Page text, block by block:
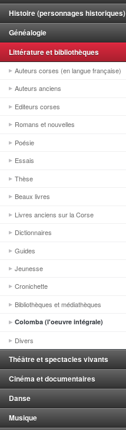
Histoire (personnages historiques)
Généalogie
Littérature et bibliothèques
Auteurs corses (en langue française)
Auteurs anciens
Editeurs corses
Romans et nouvelles
Poésie
Essais
Thèse
Beaux livres
Livres anciens sur la Corse
Dictionnaires
Guides
Jeunesse
Cronichette
Bibliothèques et médiathèques
Colomba (l'oeuvre intégrale)
Divers
Théâtre et spectacles vivants
Cinéma et documentaires
Danse
Musique